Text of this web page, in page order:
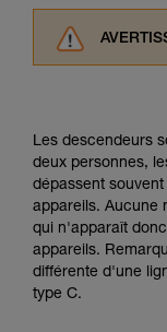
pouvoir
formation
avec un
la
Les descendeurs
deux personnes,
dépassent
appareils. Aucune
qui n'apparaît
appareils.
différente d'une
type C.